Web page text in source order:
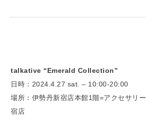
talkative “Emerald Collection”
日時：2024.4.27 sat. – 10:00-20:00
場所：伊勢丹新宿店本館1階=アクセサリ
宿店